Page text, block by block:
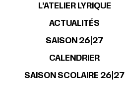
L’ATELIER LYRIQUE
ACTUALITÉS
SAISON 26|27
CALENDRIER
SAISON SCOLAIRE 26|27